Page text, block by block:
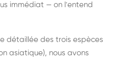
immédiat — on l'entend
détaillée des trois espèces
asiatique), nous avons